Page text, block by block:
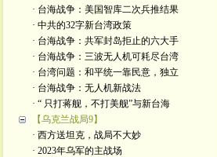
· 台海战争：美国智库二次兵推结果
· 中共的32字新台湾政策
· 台海战争：共军封岛拒止的六大手
· 台海战争：三波无人机可耗尽台湾
· 台湾问题：和平统一靠民意，独立
· 台海战争：无人机新战法
· “ 只打蒋舰，不打美舰”与新台海
【乌克兰战局9】
· 西方送坦克，战局不大妙
· 2023年乌军的主战场